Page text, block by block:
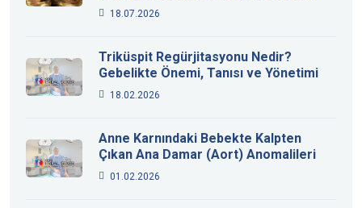
18.07.2026
Triküspit Regürjitasyonu Nedir?
Gebelikte Önemi, Tanısı ve Yönetimi
18.02.2026
Anne Karnındaki Bebekte Kalpten
Çıkan Ana Damar (Aort) Anomalileri
01.02.2026